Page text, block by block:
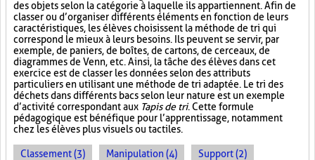
des objets selon la catégorie à laquelle ils appartiennent. Afin de
classer ou d’organiser différents éléments en fonction de leurs
caractéristiques, les élèves choisissent la méthode de tri qui
correspond le mieux à leurs besoins. Ils peuvent se servir, par
exemple, de paniers, de boîtes, de cartons, de cerceaux, de
diagrammes de Venn, etc. Ainsi, la tâche des élèves dans cet
exercice est de classer les données selon des attributs
particuliers en utilisant une méthode de tri adaptée. Le tri des
déchets dans différents bacs selon leur nature est un exemple
d’activité correspondant aux Tapis de tri. Cette formule
pédagogique est bénéfique pour l’apprentissage, notamment
chez les élèves plus visuels ou tactiles.
Classement (3) Manipulation (4) Support (2)